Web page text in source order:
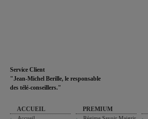
Service Client
"Jean-Michel Berille, le responsable
des télé-conseillers."
ACCUEIL PREMIUM